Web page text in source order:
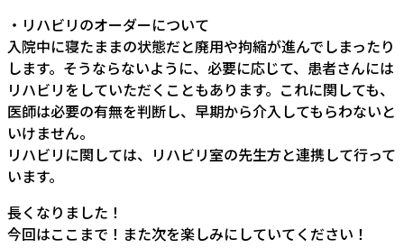
・リハビリのオーダーについて
入院中に寝たままの状態だと廃用や拘縮が進んでしまったり
します。そうならないように、必要に応じて、患者さんには
リハビリをしていただくこともあります。これに関しても、
医師は必要の有無を判断し、早期から介入してもらわないと
いけません。
リハビリに関しては、リハビリ室の先生方と連携して行って
います。
長くなりました！
今回はここまで！また次を楽しみにしていてください！